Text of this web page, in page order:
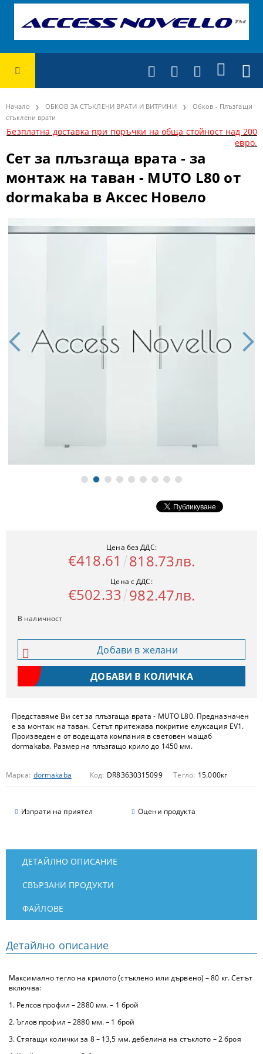
Начало ОБКОВ ЗА СТЪКЛЕНИ ВРАТИ И ВИТРИНИ
Обков - Плъзгащи
стъклени врати
Безплатна доставка при поръчки на обща стойност над 200
евро.
Сет за плъзгаща врата - за
монтаж на таван - MUTO L80 от
dormakaba в Аксес Новело
Представяме Ви сет за плъзгаща врата - MUTO L80. Предназначен
е за монтаж на таван. Сетът притежава покритие елуксация EV1.
Произведен е от водещата компания в световен мащаб
dormakaba. Размер на плъзгащо крило до 1450 мм.
Марка: dormakaba Код: DR83630315099 Тегло: 15.000кг
Изпрати на приятел Оцени продукта
Цена без ДДС:
€418.61 818.73лв.
Цена с ДДС:
€502.33 982.47лв.
В наличност
Добави в желани
ДЕТАЙЛНО ОПИСАНИЕ
СВЪРЗАНИ ПРОДУКТИ
ФАЙЛОВЕ
Детайлно описание
Максимално тегло на крилото (стъклено или дървено) – 80 кг. Сетът
включва:
1. Релсов профил – 2880 мм. – 1 брой
2. Ъглов профил – 2880 мм. – 1 брой
3. Стягащи колички за 8 – 13,5 мм. дебелина на стъклото – 2 броя